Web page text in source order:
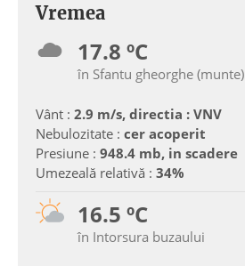
Vremea
17.8 ºC
în Sfantu gheorghe (munte)
Vânt : 2.9 m/s, directia : VNV
Nebulozitate : cer acoperit
Presiune : 948.4 mb, in scadere
Umezeală relativă : 34%
16.5 ºC
în Intorsura buzaului